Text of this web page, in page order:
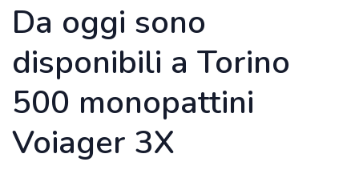
Da oggi sono
disponibili a Torino
500 monopattini
Voiager 3X